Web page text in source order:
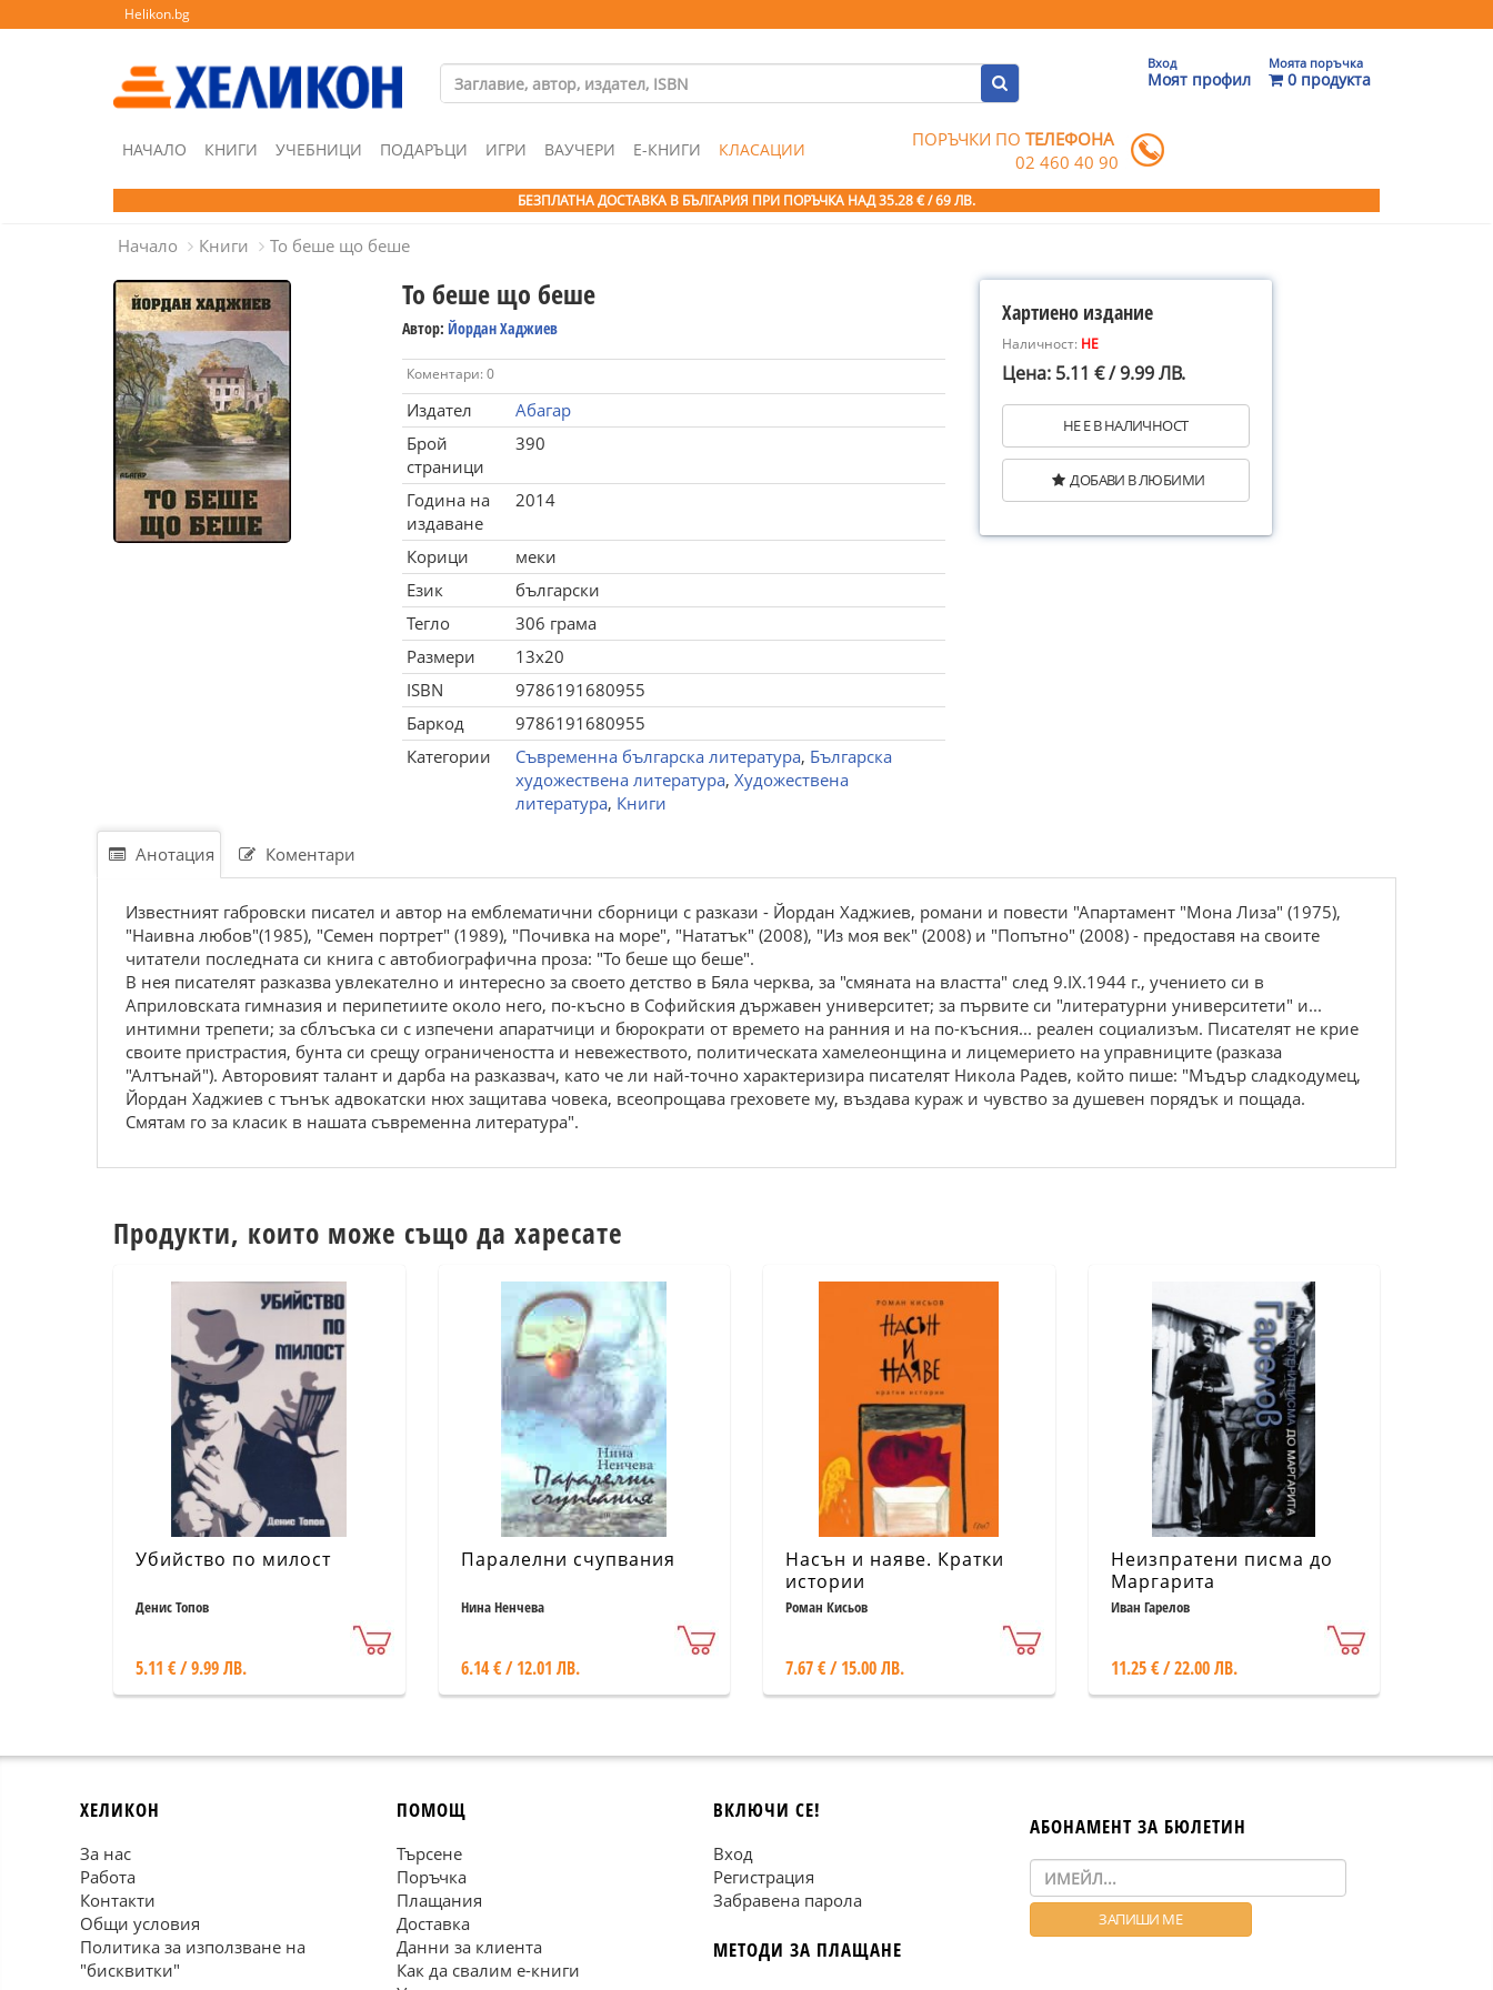
Helikon.bg
Вход
Моят профил
Моята поръчка
0 продукта
НАЧАЛО КНИГИ УЧЕБНИЦИ ПОДАРЪЦИ ИГРИ ВАУЧЕРИ Е-КНИГИ КЛАСАЦИИ ПОРЪЧКИ ПОТЕЛЕФОНА
02 460 40 90
БЕЗПЛАТНА ДОСТАВКА В БЪЛГАРИЯ ПРИ ПОРЪЧКА НАД 35.28 € / 69 ЛВ.
Начало Книги То беше що беше
То беше що беше
Автор: Йордан Хаджиев
Коментари: 0
Издател
Абагар
Брой
страници
390
Година на
издаване
2014
Корици
меки
Език
български
Тегло
306 грама
Размери
13x20
ISBN
9786191680955
Баркод
9786191680955
Категории
Съвременна българска литература, Българска
художествена литература, Художествена
литература, Книги
Хартиено издание
Наличност: НЕ
Цена: 5.11 € / 9.99 ЛВ.
НЕ Е В НАЛИЧНОСТ
ДОБАВИ В ЛЮБИМИ
Анотация Коментари
Известният габровски писател и автор на емблематични сборници с разкази - Йордан Хаджиев, романи и повести "Апартамент "Мона Лиза" (1975),
"Наивна любов"(1985), "Семен портрет" (1989), "Почивка на море", "Нататък" (2008), "Из моя век" (2008) и "Попътно" (2008) - предоставя на своите
читатели последната си книга с автобиографична проза: "То беше що беше".
В нея писателят разказва увлекателно и интересно за своето детство в Бяла черква, за "смяната на властта" след 9.IX.1944 г., учението си в
Априловската гимназия и перипетиите около него, по-късно в Софийския държавен университет; за първите си "литературни университети" и...
интимни трепети; за сблъсъка си с изпечени апаратчици и бюрократи от времето на ранния и на по-късния... реален социализъм. Писателят не крие
своите пристрастия, бунта си срещу ограничеността и невежеството, политическата хамелеонщина и лицемерието на управниците (разказа
"Алтънай"). Авторовият талант и дарба на разказвач, като че ли най-точно характеризира писателят Никола Радев, който пише: "Мъдър сладкодумец,
Йордан Хаджиев с тънък адвокатски нюх защитава човека, всеопрощава греховете му, въздава кураж и чувство за душевен порядък и пощада.
Смятам го за класик в нашата съвременна литература".
Продукти, които може също да харесате
Убийство по милост
Денис Топов
5.11 € / 9.99 ЛВ.
Паралелни счупвания
Нина Ненчева
6.14 € / 12.01 ЛВ.
Насън и наяве. Кратки
истории
Роман Кисьов
7.67 € / 15.00 ЛВ.
Неизпратени писма до
Маргарита
Иван Гарелов
11.25 € / 22.00 ЛВ.
ХЕЛИКОН
За нас
Работа
Контакти
Общи условия
Политика за използване на
"бисквитки"
ПОМОЩ
Търсене
Поръчка
Плащания
Доставка
Данни за клиента
Как да свалим е-книги
ВКЛЮЧИ СЕ!
Вход
Регистрация
Забравена парола
МЕТОДИ ЗА ПЛАЩАНЕ
АБОНАМЕНТ ЗА БЮЛЕТИН